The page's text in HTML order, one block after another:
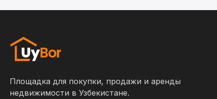
Площадка для покупки, продажи и аренды
недвижимости в Узбекистане.